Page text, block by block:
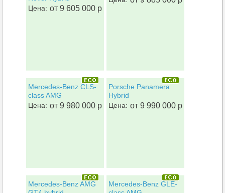
от 9 605 000 р
Цена:
Mercedes-Benz CLS-
class AMG
от 9 980 000 р
Цена:
Porsche Panamera
Hybrid
от 9 990 000 р
Цена:
Mercedes-Benz AMG
Mercedes-Benz GLE-